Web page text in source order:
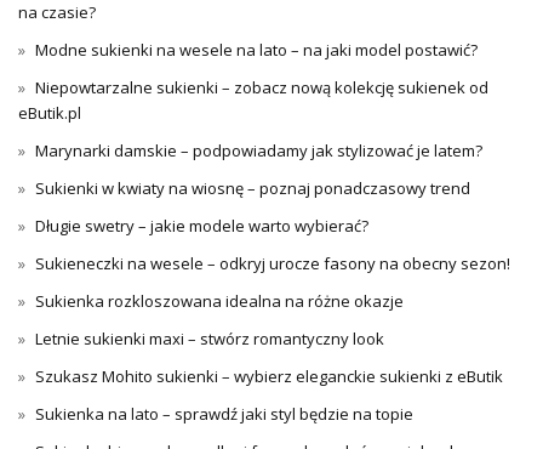
na czasie?
Modne sukienki na wesele na lato – na jaki model postawić?
Niepowtarzalne sukienki – zobacz nową kolekcję sukienek od
eButik.pl
Marynarki damskie – podpowiadamy jak stylizować je latem?
Sukienki w kwiaty na wiosnę – poznaj ponadczasowy trend
Długie swetry – jakie modele warto wybierać?
Sukieneczki na wesele – odkryj urocze fasony na obecny sezon!
Sukienka rozkloszowana idealna na różne okazje
Letnie sukienki maxi – stwórz romantyczny look
Szukasz Mohito sukienki – wybierz eleganckie sukienki z eButik
Sukienka na lato – sprawdź jaki styl będzie na topie